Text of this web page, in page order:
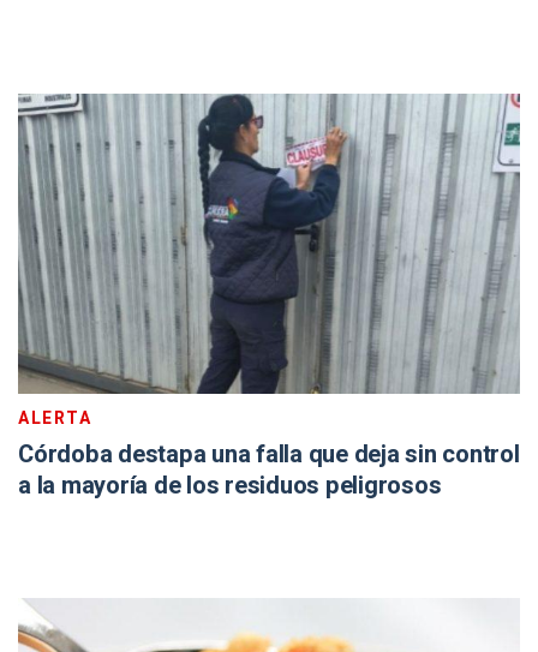
ALERTA
Córdoba destapa una falla que deja sin control
a la mayoría de los residuos peligrosos